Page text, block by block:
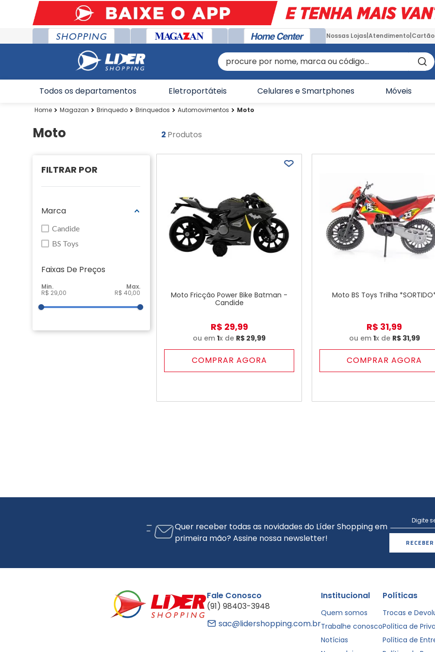
Nossas Lojas Atendimento
procure por nome, marca ou código...
Todos os departamentos Eletroportáteis Celulares e Smartphones Móveis
Magazan Brinquedo Brinquedos Automovimentos Moto
Moto
Marca
Candide
BS Toys
Faixas De Preço
R$ 29,00 R$ 40,00
2 Produtos
Moto Fricção Power Bike Batman -
Candide
R$ 29,99
ou em1x de R$ 29,99
COMPRAR AGORA
Moto BS Toys Trilha
R$ 31,99
ou em 1x de R$ 31,99
COMPRAR AGORA
Quer receber todas as novidades do Líder Shopping em
primeira mão? Assine nossa newsletter!
Fale Conosco
(91) 98403-3948
sac@lidershopping.com.br
Institucional
Quem somos
Trabalhe conosco
Notícias
Políticas
Trocas e
Política de
Política de